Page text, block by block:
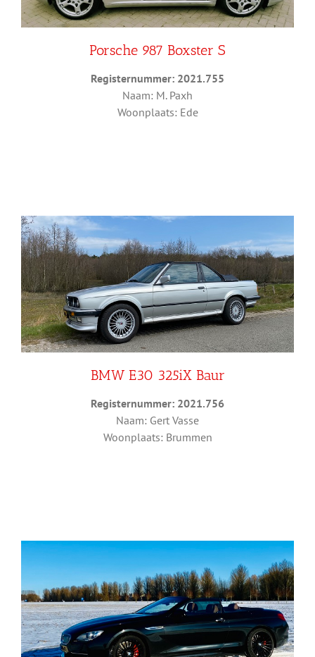
Porsche 987 Boxster S
Registernummer: 2021.755
Naam: M. Paxh
Woonplaats: Ede
BMW E30 325iX Baur
Registernummer: 2021.756
Naam: Gert Vasse
Woonplaats: Brummen